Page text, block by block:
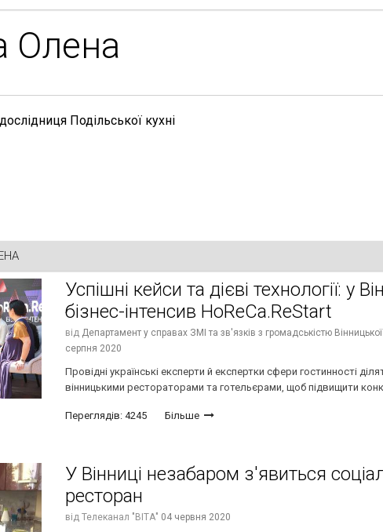
Олена
Подільської кухні
Успішні кейси та дієві технології: у
бізнес-інтенсив HoReCa.ReStart
від Департамент у справах ЗМІ та зв'язків з громадськістю Вінницької
серпня 2020
Провідні українські експерти й експертки сфери гостинності
вінницькими рестораторами та готельєрами, щоб підвищити
Переглядів: 4245 Більше
У Вінниці незабаром з'явиться
ресторан
від Телеканал "ВІТА" 04 червня 2020